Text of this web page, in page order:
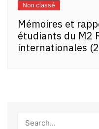
Non classé
Mémoires et
étudiants du M2
internationales